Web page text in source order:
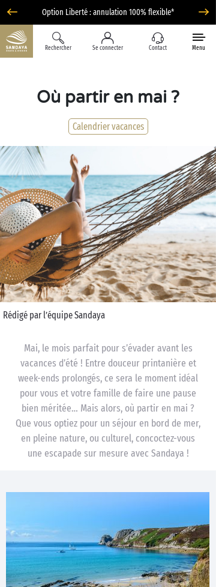
Option Liberté : annulation 100% flexible*
Rechercher Se connecter Contact Menu
Où partir en mai ?
Calendrier vacances
Rédigé par l’équipe Sandaya
Mai, le mois parfait pour s’évader avant les
vacances d’été ! Entre douceur printanière et
week-ends prolongés, ce sera le moment idéal
pour vous et votre famille de faire une pause
bien méritée… Mais alors, où partir en mai ?
Que vous optiez pour un séjour en bord de mer,
en pleine nature, ou culturel, concoctez-vous
une escapade sur mesure avec Sandaya !